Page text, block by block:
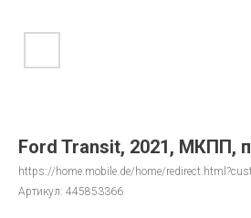
Ford Transit, 2021, МКПП,
https://home.mobile.de/home/
Артикул: 445853366